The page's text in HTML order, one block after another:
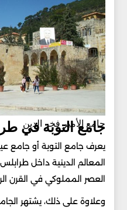
جامع الأمير فخر الدين
جامع التوبة في
يعرف جامع التوبة أو جامع
المعالم الدينية داخل
العصر المملوكي في القرن
وعلاوة على ذلك، يشتهر